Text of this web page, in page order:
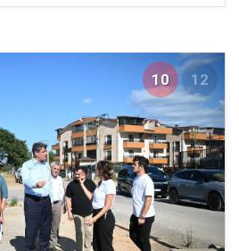
10 12